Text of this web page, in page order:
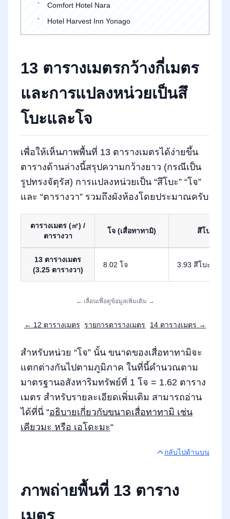
Comfort Hotel Nara
Hotel Harvest Inn Yonago
13 ตารางเมตรกว้างกี่เมตร
และการแปลงหน่วยเป็นสึ
โบะและโจ
เพื่อให้เห็นภาพพื้นที่ 13 ตารางเมตรได้ง่ายขึ้น
ตารางด้านล่างนี้สรุปความกว้างยาว (กรณีเป็น
รูปทรงจัตุรัส) การแปลงหน่วยเป็น “สึโบะ” “โจ”
และ “ตารางวา” รวมถึงผังห้องโดยประมาณครับ
ตารางเมตร (㎡) /
ตารางวา
โจ (เสื่อทาทามิ) สึโบะ
13 ตารางเมตร
(3.25 ตารางวา)
8.02 โจ 3.93 สึโบะ
← เลื่อนเพื่อดูข้อมูลเพิ่มเติม →
← 12 ตารางเมตร รายการตารางเมตร 14 ตารางเมตร →
สำหรับหน่วย “โจ” นั้น ขนาดของเสื่อทาทามิจะ
แตกต่างกันไปตามภูมิภาค ในที่นี้คำนวณตาม
มาตรฐานอสังหาริมทรัพย์ที่ 1 โจ = 1.62 ตาราง
เมตร สำหรับรายละเอียดเพิ่มเติม สามารถอ่าน
ได้ที่นี่ “อธิบายเกี่ยวกับขนาดเสื่อทาทามิ เช่น
เคียวมะ หรือ เอโดะมะ“
กลับไปด้านบน
ภาพถ่ายพื้นที่ 13 ตาราง
เมตร